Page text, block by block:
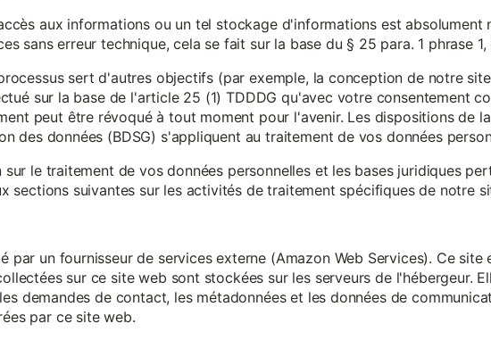
aux informations ou un tel stockage d'informations est absolument
sans erreur technique, cela se fait sur la base du § 25 para. 1 phrase
sert d'autres objectifs (par exemple, la conception de notre
sur la base de l'article 25 (1) TDDDG qu'avec votre consentement
peut être révoqué à tout moment pour l'avenir. Les dispositions de
des données (BDSG) s'appliquent au traitement de vos données
le traitement de vos données personnelles et les bases juridiques
sections suivantes sur les activités de traitement spécifiques de notre
par un fournisseur de services externe (Amazon Web Services). Ce site
sur ce site web sont stockées sur les serveurs de l'hébergeur.
demandes de contact, les métadonnées et les données de
par ce site web.